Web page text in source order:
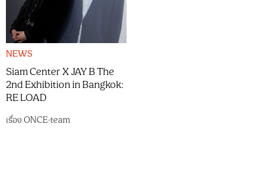
NEWS
Siam Center X JAY B The
2nd Exhibition in Bangkok:
RE LOAD
เรื่องONCE-team